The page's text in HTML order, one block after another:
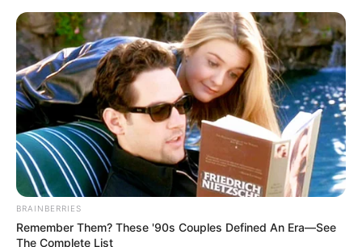
BRAINBERRIES
Remember Them? These '90s Couples Defined An Era—See
The Complete List